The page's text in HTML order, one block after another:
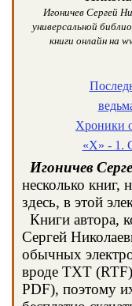
Игоничев Сергей
универсальной
книги онлайн на
Хроники
«Х» - 1.
Игоничев
несколько
здесь, в этой
Книги автора,
Сергей
обычных
вроде TXT
PDF), поэтому